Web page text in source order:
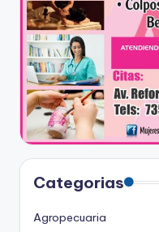
Categorias
Agropecuaria